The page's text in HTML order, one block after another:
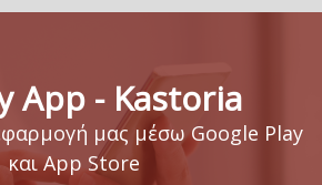
App - Kastoria
μας μέσω Google Play
και App Store